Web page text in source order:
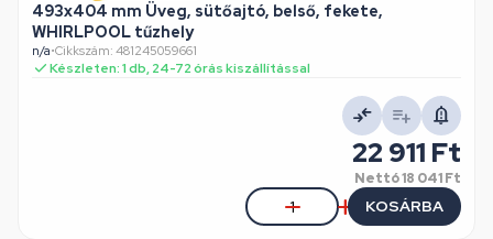
493x404 mm Üveg, sütőajtó, belső, fekete,
WHIRLPOOL tűzhely
n/a•Cikkszám: 481245059661
Készleten: 1 db, 24-72 órás kiszállítással
22 911 Ft
Nettó18 041 Ft
KOSÁRBA